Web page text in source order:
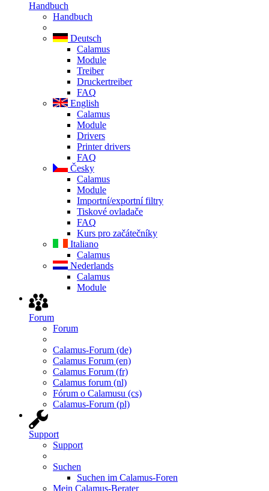
Handbuch
Handbuch
Deutsch
Calamus
Module
Treiber
Druckertreiber
FAQ
English
Calamus
Module
Drivers
Printer drivers
FAQ
Česky
Calamus
Module
Importní/exportní filtry
Tiskové ovladače
FAQ
Kurs pro začátečníky
Italiano
Calamus
Nederlands
Calamus
Module
Forum
Forum
Calamus-Forum (de)
Calamus Forum (en)
Calamus Forum (fr)
Calamus forum (nl)
Fórum o Calamusu (cs)
Calamus-Forum (pl)
Support
Support
Suchen
Suchen im Calamus-Foren
Mein Calamus-Berater